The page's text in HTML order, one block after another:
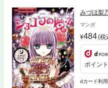
みづほ梨
マンガ
484(税
ポイン
dカード利